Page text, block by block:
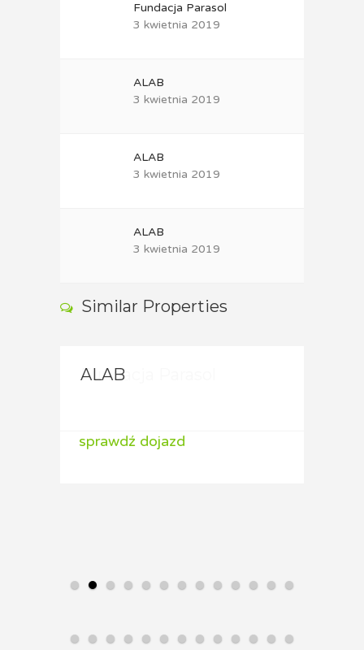
Fundacja Parasol
3 kwietnia 2019
ALAB
3 kwietnia 2019
ALAB
3 kwietnia 2019
ALAB
3 kwietnia 2019
Similar Properties
ALAB
sprawdź dojazd